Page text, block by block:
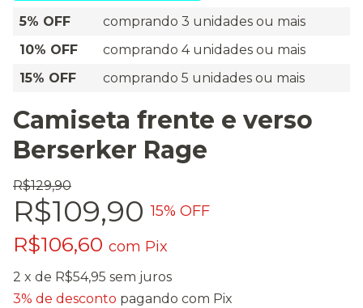
5% OFF
comprando 3 unidades ou mais
10% OFF
comprando 4 unidades ou mais
15% OFF
comprando 5 unidades ou mais
Camiseta frente e verso
Berserker Rage
R$129,90
R$109,90 15% OFF
R$106,60 com Pix
2 x de R$54,95 sem juros
3% de desconto pagando com Pix